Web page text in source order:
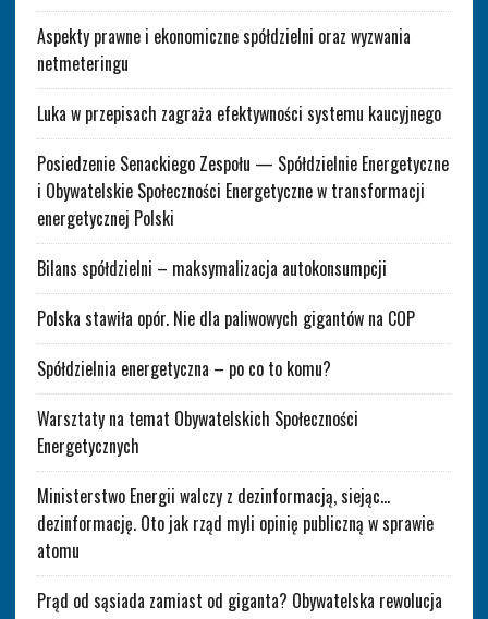
Aspekty prawne i ekonomiczne spółdzielni oraz wyzwania
netmeteringu
Luka w przepisach zagraża efektywności systemu kaucyjnego
Posiedzenie Senackiego Zespołu — Spółdzielnie Energetyczne
i Obywatelskie Społeczności Energetyczne w transformacji
energetycznej Polski
Bilans spółdzielni – maksymalizacja autokonsumpcji
Polska stawiła opór. Nie dla paliwowych gigantów na COP
Spółdzielnia energetyczna – po co to komu?
Warsztaty na temat Obywatelskich Społeczności
Energetycznych
Ministerstwo Energii walczy z dezinformacją, siejąc…
dezinformację. Oto jak rząd myli opinię publiczną w sprawie
atomu
Prąd od sąsiada zamiast od giganta? Obywatelska rewolucja